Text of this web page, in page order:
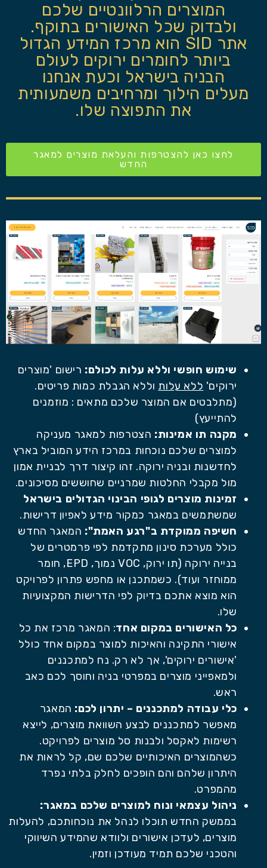
המוצרים הרלוונטיים שלכם
ולבדוק שכל האישורים בתוקף.
אתר SID הוא מרכז המידע הגדול
ביותר לחומרים ירוקים לעולם
הבניה בישראל וכעת אנחנו
מעלים הילוך ומרחיבים משמעותית
את התפוצה שלו.
לחצו כאן להצטרפות והעלאת מוצרים למאגר
החדש
שימוש חופשי וללא עלות לכולם: רישום 'מוצרים
ירוקים' ללא עלות וללא הגבלת כמות פריטים.
(מתלבטים אם המוצר שלכם מתאים : מוזמנים
להתייעץ)
מקנה תו אמינות: הצטרפות למאגר מעניקה
למוצרים שלכם נוכחות במרכז הידע המוביל בארץ
לחדשנות ובניה ירוקה. זהו קיצור דרך לבניית אמון
מול מקבלי החלטות שמרניים שחוששים מסיכונים.
זמינות מוצרים לגופי הבינוי הגדולים בישראל
שמשתמשים במאגר כמקור מידע לאפיון דרישות.
חשיפה ממוקדת ב"רגע האמת": המאגר החדש
כולל מערכת סינון מתקדמת לפי פרמטרים של
בנייה ירוקה (תו ירוק, VOC נמוך, EPD, חומר
ממוחזר ועוד). כשמתכנן או מחפש פתרון לפרויקט
הוא מוצא אתכם בדיוק לפי הדרישות המקצועיות
שלו.
כל האישורים במקום אחד: המאגר מרכז את כל
אישורי התקינה והאיכות למוצר במקום אחד כולל
'אישורים ירוקים', אך לא רק. נח למתכננים
ולמאפייני מוצרים במפרטי בניה וחוסך לכם כאב
ראש.
כלי עבודה למתכננים – יתרון לכם: המאגר
מאפשר למתכננים לבצע השוואת מוצרים, לייצא
רשימות לאקסל ולבנות סל מוצרים לפרויקט.
כשהמוצרים האיכותיים שלכם שם, קל לראות את
היתרון שלהם והם הופכים לחלק בלתי נפרד
מהמפרט.
ניהול עצמאי ונוח למוצרים שלכם במאגר:
בממשק החדש תוכלו לנהל את נוכחותכם, להעלות
מוצרים, לעדכן אישורים ולוודא שהמידע השיווקי
והטכני שלכם תמיד מעודכן וזמין.